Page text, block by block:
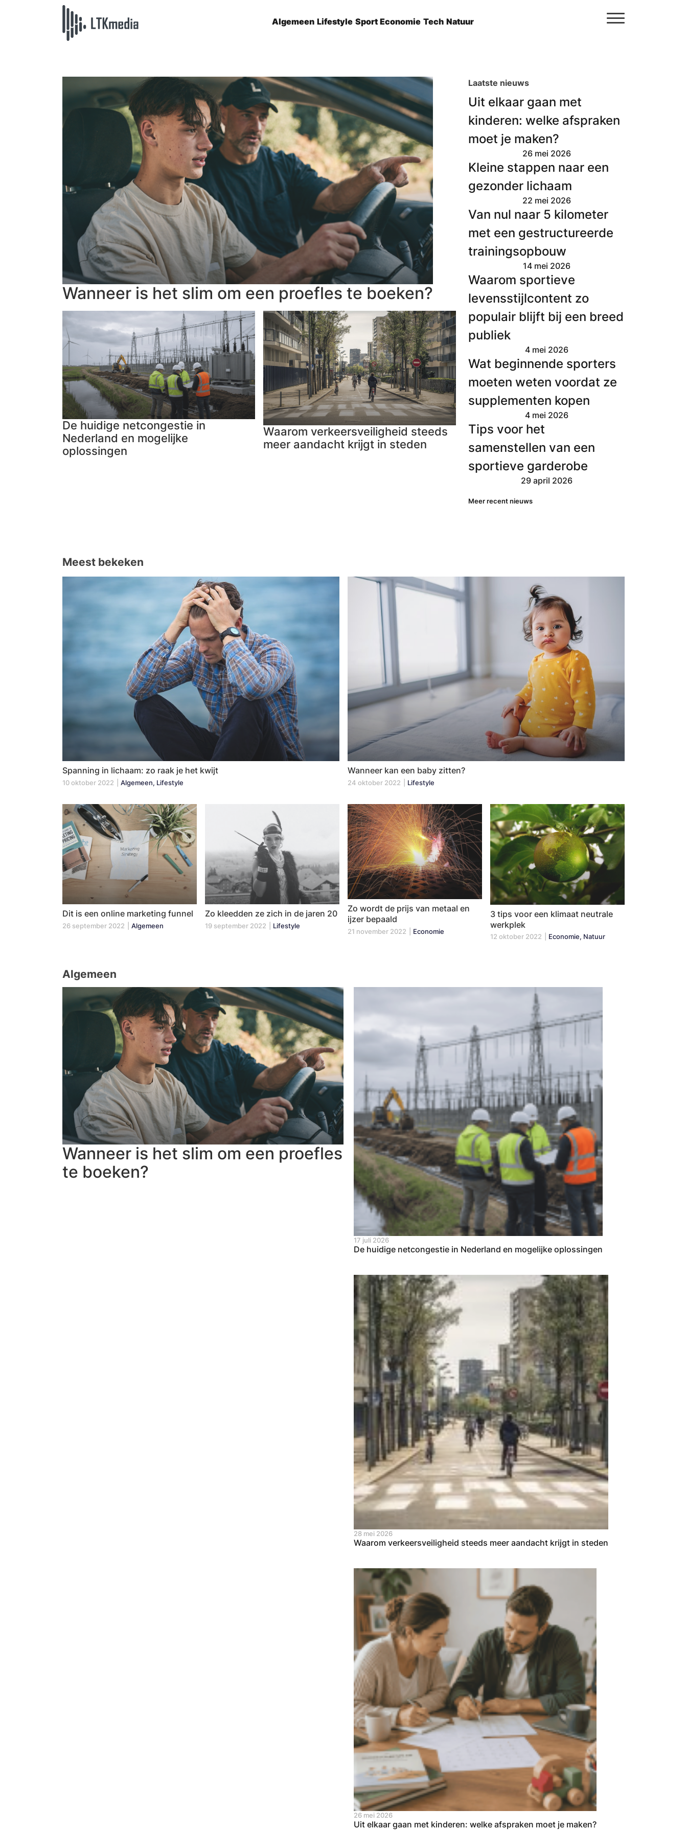
Algemeen Lifestyle Sport Economie Tech Natuur
Wanneer is het slim om een proefles te boeken?
De huidige netcongestie in
Nederland en mogelijke
oplossingen
Waarom verkeersveiligheid steeds
meer aandacht krijgt in steden
Laatste nieuws
Uit elkaar gaan met
kinderen: welke afspraken
moet je maken?
26 mei 2026
Kleine stappen naar een
gezonder lichaam
22 mei 2026
Van nul naar 5 kilometer
met een gestructureerde
trainingsopbouw
14 mei 2026
Waarom sportieve
levensstijlcontent zo
populair blijft bij een breed
publiek
4 mei 2026
Wat beginnende sporters
moeten weten voordat ze
supplementen kopen
4 mei 2026
Tips voor het
samenstellen van een
sportieve garderobe
29 april 2026
Meer recent nieuws
Meest bekeken
Spanning in lichaam: zo raak je het kwijt
10 oktober 2022 Algemeen, Lifestyle
Wanneer kan een baby zitten?
24 oktober 2022 Lifestyle
Dit is een online marketing funnel
26 september 2022 Algemeen
Zo kleedden ze zich in de jaren 20
19 september 2022 Lifestyle
Zo wordt de prijs van metaal en
ijzer bepaald
21 november 2022 Economie
3 tips voor een klimaat neutrale
werkplek
12 oktober 2022 Economie, Natuur
Algemeen
Wanneer is het slim om een proefles
te boeken?
17 juli 2026
De huidige netcongestie in Nederland en mogelijke oplossingen
28 mei 2026
Waarom verkeersveiligheid steeds meer aandacht krijgt in steden
26 mei 2026
Uit elkaar gaan met kinderen: welke afspraken moet je maken?